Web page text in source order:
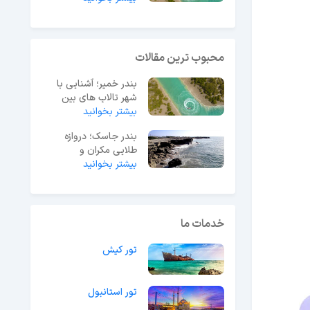
محبوب ترین مقالات
بندر خمیر؛ آشنایی با
شهر تالاب های بین
المللی هرمزگان
بیشتر بخوانید
بندر جاسک؛ دروازه
طلایی مکران و
جاذبه‌های گردشگری آن
بیشتر بخوانید
خدمات ما
تور کیش
تور استانبول